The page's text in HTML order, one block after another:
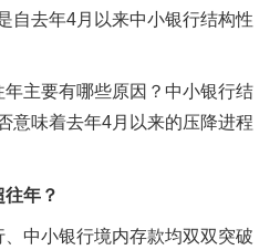
自去年4月以来中小银行结构性
主要有哪些原因？中小银行结
意味着去年4月以来的压降进程
年？
中小银行境内存款均双双突破